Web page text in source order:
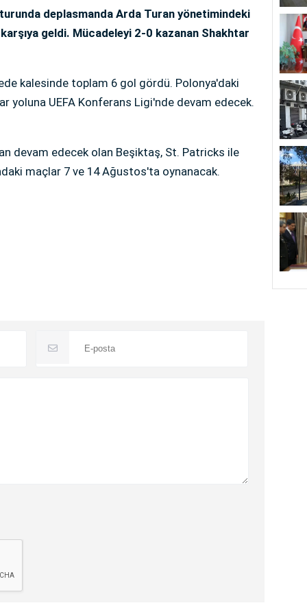
deplasmanda Arda Turan yönetimindeki
geldi. Mücadeleyi 2-0 kazanan Shakhtar
kalesinde toplam 6 gol gördü. Polonya'daki
yoluna UEFA Konferans Ligi'nde devam edecek.
devam edecek olan Beşiktaş, St. Patricks ile
maçlar 7 ve 14 Ağustos'ta oynanacak.